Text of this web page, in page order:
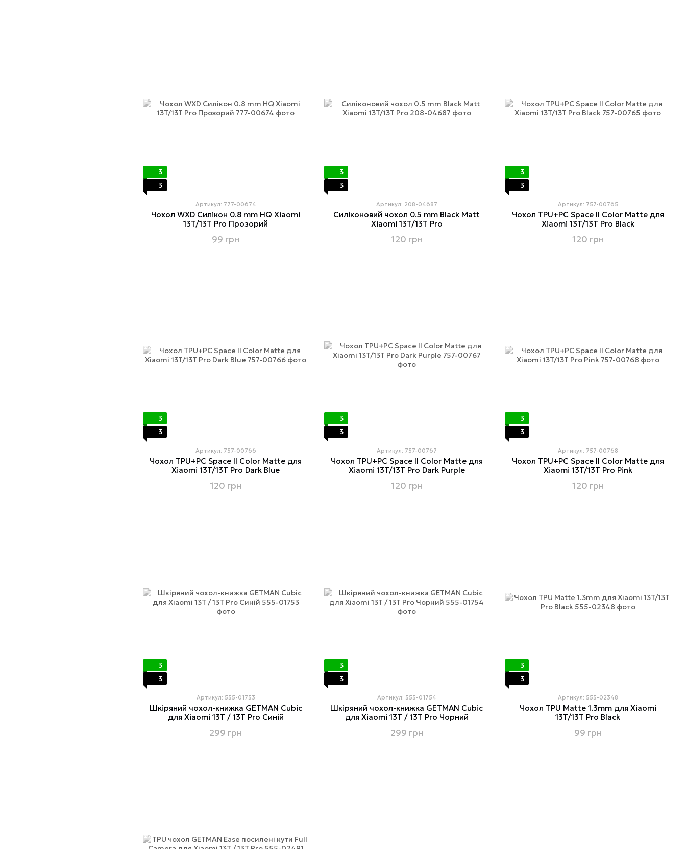
3
3
Артикул: 777-00674
Чохол WXD Силікон 0.8 mm HQ Xiaomi
13T/13T Pro Прозорий
99 грн
3
3
Артикул: 208-04687
Силіконовий чохол 0.5 mm Black Matt
Xiaomi 13T/13T Pro
120 грн
3
3
Артикул: 757-00765
Чохол TPU+PC Space II Color Matte для
Xiaomi 13T/13T Pro Black
120 грн
3
3
Артикул: 757-00766
Чохол TPU+PC Space II Color Matte для
Xiaomi 13T/13T Pro Dark Blue
120 грн
3
3
Артикул: 757-00767
Чохол TPU+PC Space II Color Matte для
Xiaomi 13T/13T Pro Dark Purple
120 грн
3
3
Артикул: 757-00768
Чохол TPU+PC Space II Color Matte для
Xiaomi 13T/13T Pro Pink
120 грн
3
3
Артикул: 555-01753
Шкіряний чохол-книжка GETMAN Cubic
для Xiaomi 13T / 13T Pro Синій
299 грн
3
3
Артикул: 555-01754
Шкіряний чохол-книжка GETMAN Cubic
для Xiaomi 13T / 13T Pro Чорний
299 грн
3
3
Артикул: 555-02348
Чохол TPU Matte 1.3mm для Xiaomi
13T/13T Pro Black
99 грн